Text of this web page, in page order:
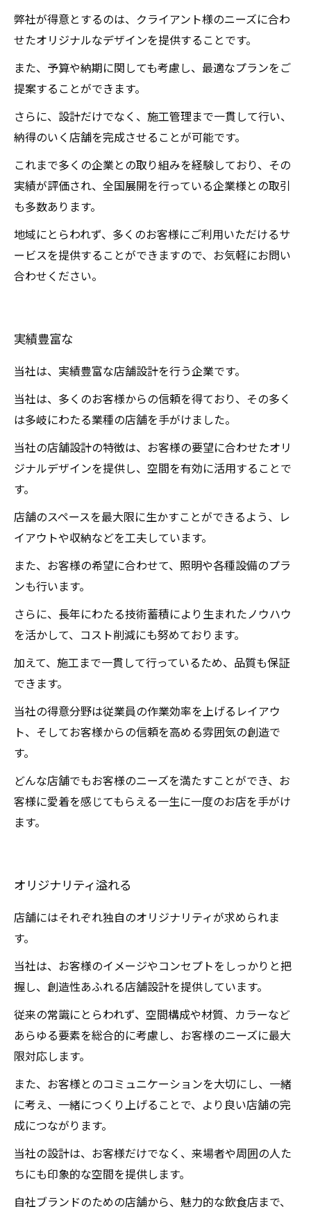
弊社が得意とするのは、クライアント様のニーズに合わ
せたオリジナルなデザインを提供することです。
また、予算や納期に関しても考慮し、最適なプランをご
提案することができます。
さらに、設計だけでなく、施工管理まで一貫して行い、
納得のいく店舗を完成させることが可能です。
これまで多くの企業との取り組みを経験しており、その
実績が評価され、全国展開を行っている企業様との取引
も多数あります。
地域にとらわれず、多くのお客様にご利用いただけるサ
ービスを提供することができますので、お気軽にお問い
合わせください。
実績豊富な
当社は、実績豊富な店舗設計を行う企業です。
当社は、多くのお客様からの信頼を得ており、その多く
は多岐にわたる業種の店舗を手がけました。
当社の店舗設計の特徴は、お客様の要望に合わせたオリ
ジナルデザインを提供し、空間を有効に活用することで
す。
店舗のスペースを最大限に生かすことができるよう、レ
イアウトや収納などを工夫しています。
また、お客様の希望に合わせて、照明や各種設備のプラ
ンも行います。
さらに、長年にわたる技術蓄積により生まれたノウハウ
を活かして、コスト削減にも努めております。
加えて、施工まで一貫して行っているため、品質も保証
できます。
当社の得意分野は従業員の作業効率を上げるレイアウ
ト、そしてお客様からの信頼を高める雰囲気の創造で
す。
どんな店舗でもお客様のニーズを満たすことができ、お
客様に愛着を感じてもらえる一生に一度のお店を手がけ
ます。
オリジナリティ溢れる
店舗にはそれぞれ独自のオリジナリティが求められま
す。
当社は、お客様のイメージやコンセプトをしっかりと把
握し、創造性あふれる店舗設計を提供しています。
従来の常識にとらわれず、空間構成や材質、カラーなど
あらゆる要素を総合的に考慮し、お客様のニーズに最大
限対応します。
また、お客様とのコミュニケーションを大切にし、一緒
に考え、一緒につくり上げることで、より良い店舗の完
成につながります。
当社の設計は、お客様だけでなく、来場者や周囲の人た
ちにも印象的な空間を提供します。
自社ブランドのための店舗から、魅力的な飲食店まで、